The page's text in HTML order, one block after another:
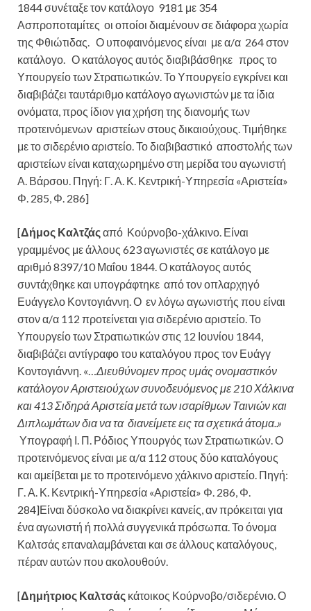
1844 συνέταξε τον κατάλογο 9181 με 354
Ασπροποταμίτες οι οποίοι διαμένουν σε διάφορα χωρία
της Φθιώτιδας. Ο υποφαινόμενος είναι με α/α 264 στον
κατάλογο. Ο κατάλογος αυτός διαβιβάσθηκε προς το
Υπουργείο των Στρατιωτικών. Το Υπουργείο εγκρίνει και
διαβιβάζει ταυτάριθμο κατάλογο αγωνιστών με τα ίδια
ονόματα, προς ίδιον για χρήση της διανομής των
προτεινόμενων αριστείων στους δικαιούχους. Τιμήθηκε
με το σιδερένιο αριστείο. Το διαβιβαστικό αποστολής των
αριστείων είναι καταχωρημένο στη μερίδα του αγωνιστή
Α. Βάρσου. Πηγή: Γ. Α. Κ. Κεντρική-Υπηρεσία «Αριστεία»
Φ. 285, Φ. 286]
[Δήμος Καλτζάςαπό Κούρνοβο-χάλκινο. Είναι
γραμμένος με άλλους 623 αγωνιστές σε κατάλογο με
αριθμό 8397/10 Μαΐου 1844. Ο κατάλογος αυτός
συντάχθηκε και υπογράφτηκε από τον οπλαρχηγό
Ευάγγελο Κοντογιάννη. Ο εν λόγω αγωνιστής που είναι
στον α/α 112 προτείνεται για σιδερένιο αριστείο. Το
Υπουργείο των Στρατιωτικών στις 12 Ιουνίου 1844,
διαβιβάζει αντίγραφο του καταλόγου προς τον Ευάγγ
Κοντογιάννη. «…Διευθύνομεν προς υμάς ονομαστικόν
κατάλογον Αριστειούχων συνοδευόμενος με 210 Χάλκινα
και 413 Σιδηρά Αριστεία μετά των ισαρίθμων Ταινιών και
Διπλωμάτων δια να τα διανείμετε εις τα σχετικά άτομα..»
Υπογραφή Ι. Π. Ρόδιος Υπουργός των Στρατιωτικών. Ο
προτεινόμενος είναι με α/α 112 στους δύο καταλόγους
και αμείβεται με το προτεινόμενο χάλκινο αριστείο. Πηγή:
Γ. Α. Κ. Κεντρική-Υπηρεσία «Αριστεία» Φ. 286, Φ.
284]Είναι δύσκολο να διακρίνει κανείς, αν πρόκειται για
ένα αγωνιστή ή πολλά συγγενικά πρόσωπα. Το όνομα
Καλτσάς επαναλαμβάνεται και σε άλλους καταλόγους,
πέραν αυτών που ακολουθούν.
[Δημήτριος Καλτσάς κάτοικος Κούρνοβο/σιδερένιο. Ο